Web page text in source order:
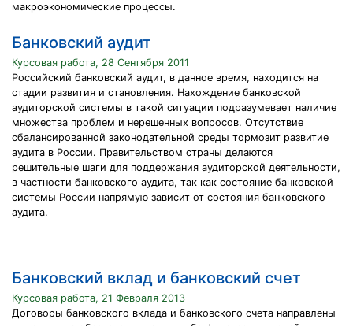
макроэкономические процессы.
Банковский аудит
Курсовая работа, 28 Сентября 2011
Российский банковский аудит, в данное время, находится на
стадии развития и становления. Нахождение банковской
аудиторской системы в такой ситуации подразумевает наличие
множества проблем и нерешенных вопросов. Отсутствие
сбалансированной законодательной среды тормозит развитие
аудита в России. Правительством страны делаются
решительные шаги для поддержания аудиторской деятельности,
в частности банковского аудита, так как состояние банковской
системы России напрямую зависит от состояния банковского
аудита.
Банковский вклад и банковский счет
Курсовая работа, 21 Февраля 2013
Договоры банковского вклада и банковского счета направлены